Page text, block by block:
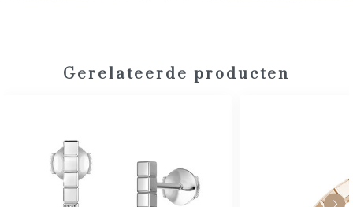
Gerelateerde producten